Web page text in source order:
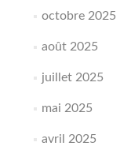
octobre 2025
août 2025
juillet 2025
mai 2025
avril 2025